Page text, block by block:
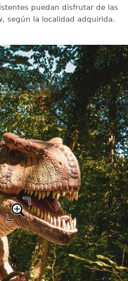
puedan disfrutar de las
según la localidad adquirida.